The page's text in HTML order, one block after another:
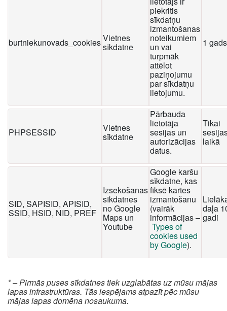
burtniekunovads_cookiesVietnes
sīkdatne
piekritis
sīkdatņu
izmantošanas
noteikumiem
un vai
turpmāk
attēlot
paziņojumu
par sīkdatņu
lietojumu.
1 gads
PHPSESSID Vietnes
sīkdatne
Pārbauda
lietotāja
sesijas un
autorizācijas
datus.
Tikai
laikā
SID, SAPISID, APISID,
SSID, HSID, NID, PREF
Izsekošanas
sīkdatnes
no Google
Maps un
Youtube
Google karšu
sīkdatne, kas
fiksē kartes
izmantošanu
(vairāk
informācijas –
Types of
cookies used
by Google).
daļa
gadi
* – Pirmās puses sīkdatnes tiek uzglabātas uz mūsu mājas
lapas infrastruktūras. Tās iespējams atpazīt pēc mūsu
mājas lapas domēna nosaukuma.